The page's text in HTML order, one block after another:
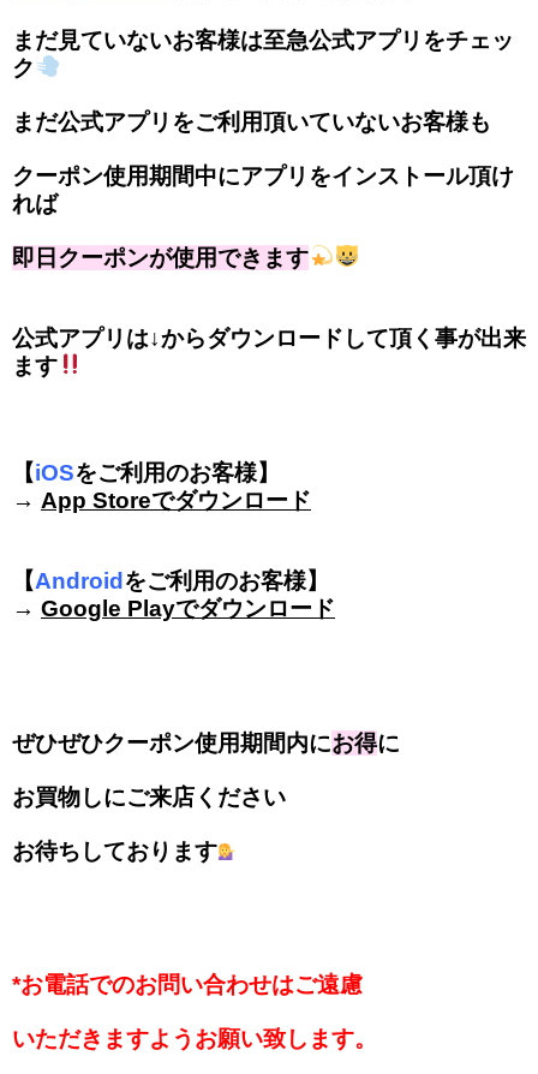
まだ見ていないお客様は至急公式アプリをチェッ
ク
まだ公式アプリをご利用頂いていないお客様も
クーポン使用期間中にアプリをインストール頂け
れば
即日クーポンが使用できます
公式アプリは↓からダウンロードして頂く事が出来
ます
【iOSをご利用のお客様】
→ App Storeでダウンロード
【Androidをご利用のお客様】
→ Google Playでダウンロード
ぜひぜひクーポン使用期間内にお得に
お買物しにご来店ください
お待ちしております
*お電話でのお問い合わせはご遠慮
いただきますようお願い致します。